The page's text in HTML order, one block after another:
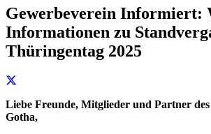
Gewerbeverein Informiert:
Informationen zu
Thüringentag 2025
Liebe Freunde, Mitglieder und Partner
Gotha,